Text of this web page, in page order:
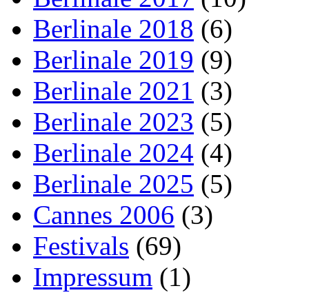
Berlinale 2018 (6)
Berlinale 2019 (9)
Berlinale 2021 (3)
Berlinale 2023 (5)
Berlinale 2024 (4)
Berlinale 2025 (5)
Cannes 2006 (3)
Festivals (69)
Impressum (1)